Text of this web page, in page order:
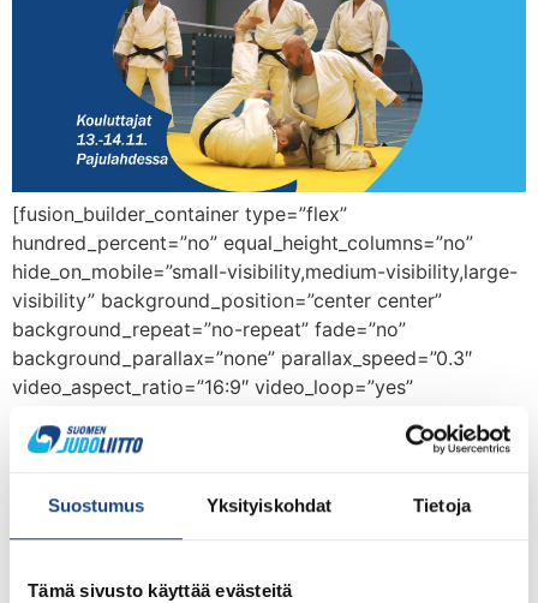
Suostumus Yksityiskohdat Tietoja
Tämä sivusto käyttää evästeitä
[fusion_builder_container type=”flex”
hundred_percent=”no” equal_height_columns=”no”
hide_on_mobile=”small-visibility,medium-visibility,large-
visibility” background_position=”center center”
background_repeat=”no-repeat” fade=”no”
background_parallax=”none” parallax_speed=”0.3″
video_aspect_ratio=”16:9″ video_loop=”yes”
[fusion_builder_row][fusion_builder_column type=”1_1″
background_color=”” border_color=””
background_repeat=”no-repeat” padding_top=””